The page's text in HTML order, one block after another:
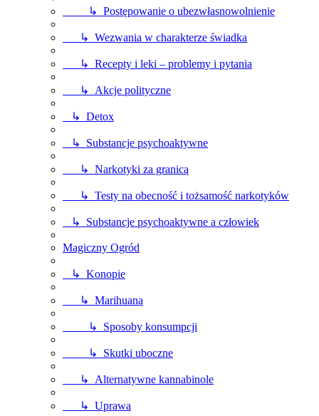
↳ Postępowanie o ubezwłasnowolnienie
↳ Wezwania w charakterze świadka
↳ Recepty i leki – problemy i pytania
↳ Akcje polityczne
↳ Detox
↳ Substancje psychoaktywne
↳ Narkotyki za granicą
↳ Testy na obecność i tożsamość narkotyków
↳ Substancje psychoaktywne a człowiek
Magiczny Ogród
↳ Konopie
↳ Marihuana
↳ Sposoby konsumpcji
↳ Skutki uboczne
↳ Alternatywne kannabinole
↳ Uprawa